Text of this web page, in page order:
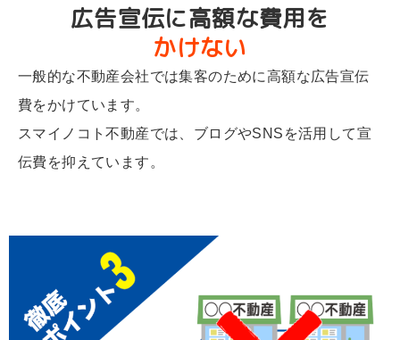
広告宣伝に高額な費用を
かけない
一般的な不動産会社では集客のために高額な広告宣伝
費をかけています。
スマイノコト不動産では、ブログやSNSを活用して宣
伝費を抑えています。